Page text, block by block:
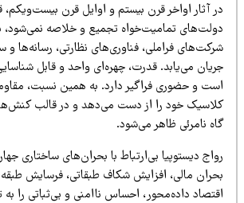
آثار اواخر قرن بیستم و اوایل قرن بیست‌ویکم، قدرت
تمامیت‌خواه تجمیع و خلاصه نمی‌شود، بلکه
فراملی، فناوری‌های نظارتی، رسانه‌ها و
می‌یابد. قدرت، چهره‌ای واحد و قابل شناسایی
و حضوری فراگیر دارد. به همین نسبت، مقاومت
خود را از دست می‌دهد و در قالب کنش‌های
نامرئی ظاهر می‌شود.
دیستوپیا بی‌ارتباط با بحران‌های ساختاری جهان
مالی، افزایش شکاف طبقاتی، فرسایش طبقه
داده‌محور، احساس ناامنی و بی‌ثباتی را به